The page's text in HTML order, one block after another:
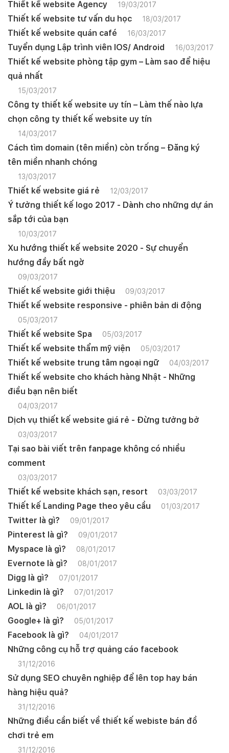
Thiết kế website Agency 19/03/2017
Thiết kế website tư vấn du học 18/03/2017
Thiết kế website quán café 16/03/2017
Tuyển dụng Lập trình viên IOS/ Android 16/03/2017
Thiết kế website phòng tập gym – Làm sao để hiệu
quả nhất
15/03/2017
Công ty thiết kế website uy tín – Làm thế nào lựa
chọn công ty thiết kế website uy tín
14/03/2017
Cách tìm domain (tên miền) còn trống – Đăng ký
tên miền nhanh chóng
13/03/2017
Thiết kế website giá rẻ 12/03/2017
Ý tưởng thiết kế logo 2017 - Dành cho những dự án
sắp tới của bạn
10/03/2017
Xu hướng thiết kế website 2020 - Sự chuyển
hướng đầy bất ngờ
09/03/2017
Thiết kế website giới thiệu 09/03/2017
Thiết kế website responsive - phiên bản di động
05/03/2017
Thiết kế website Spa 05/03/2017
Thiết kế website thẩm mỹ viện 05/03/2017
Thiết kế website trung tâm ngoại ngữ 04/03/2017
Thiết kế website cho khách hàng Nhật - Những
điều bạn nên biết
04/03/2017
Dịch vụ thiết kế website giá rẻ - Đừng tưởng bở
03/03/2017
Tại sao bài viết trên fanpage không có nhiều
comment
03/03/2017
Thiết kế website khách sạn, resort 03/03/2017
Thiết kế Landing Page theo yêu cầu 01/03/2017
Twitter là gì? 09/01/2017
Pinterest là gì? 09/01/2017
Myspace là gì? 08/01/2017
Evernote là gì? 08/01/2017
Digg là gì? 07/01/2017
Linkedin là gì? 07/01/2017
AOL là gì? 06/01/2017
Google+ là gì? 05/01/2017
Facebook là gì? 04/01/2017
Những công cụ hỗ trợ quảng cáo facebook
31/12/2016
Sử dụng SEO chuyên nghiệp để lên top hay bán
hàng hiệu quả?
31/12/2016
Những điều cần biết về thiết kế webiste bán đồ
chơi trẻ em
31/12/2016